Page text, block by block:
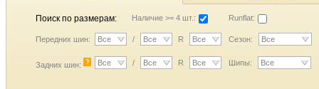
Поиск по размерам: Наличие >= 4 шт.: Runflat:
Передних шин: Все / Все R Все Сезон: Все
Задних шин: ? Все / Все R Все Шипы: Все